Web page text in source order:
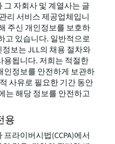
그 자회사 및 계열사는 글
리 서비스 제공업체입니
주신 개인정보를 보호하
고 있습니다. 일반적으로
보는 JLL의 채용 절차와
용됩니다. 저희는 적절한
인정보를 안전하게 보관하
사유로 필요한 기간 동안
는 해당 정보를 안전하고
용
라이버시법(CCPA)에서